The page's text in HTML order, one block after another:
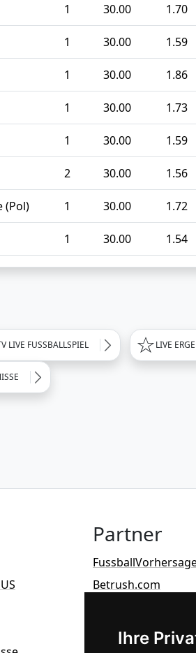
Ihre
1 30.00 1.70
1 30.00 1.59
1 30.00 1.86
1 30.00 1.73
1 30.00 1.59
2 30.00 1.56
(Pol) 1 30.00 1.72
1 30.00 1.54
LIVE FUSSBALLSPIEL LIVE
Partner
Betrush.com